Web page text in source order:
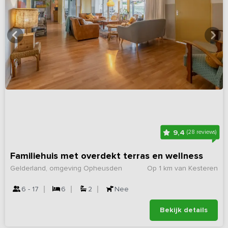
9,4 (28 reviews)
Familiehuis met overdekt terras en wellness
Op 1 km van Kesteren
Gelderland, omgeving Opheusden
6 - 17 6 2 Nee
Bekijk details